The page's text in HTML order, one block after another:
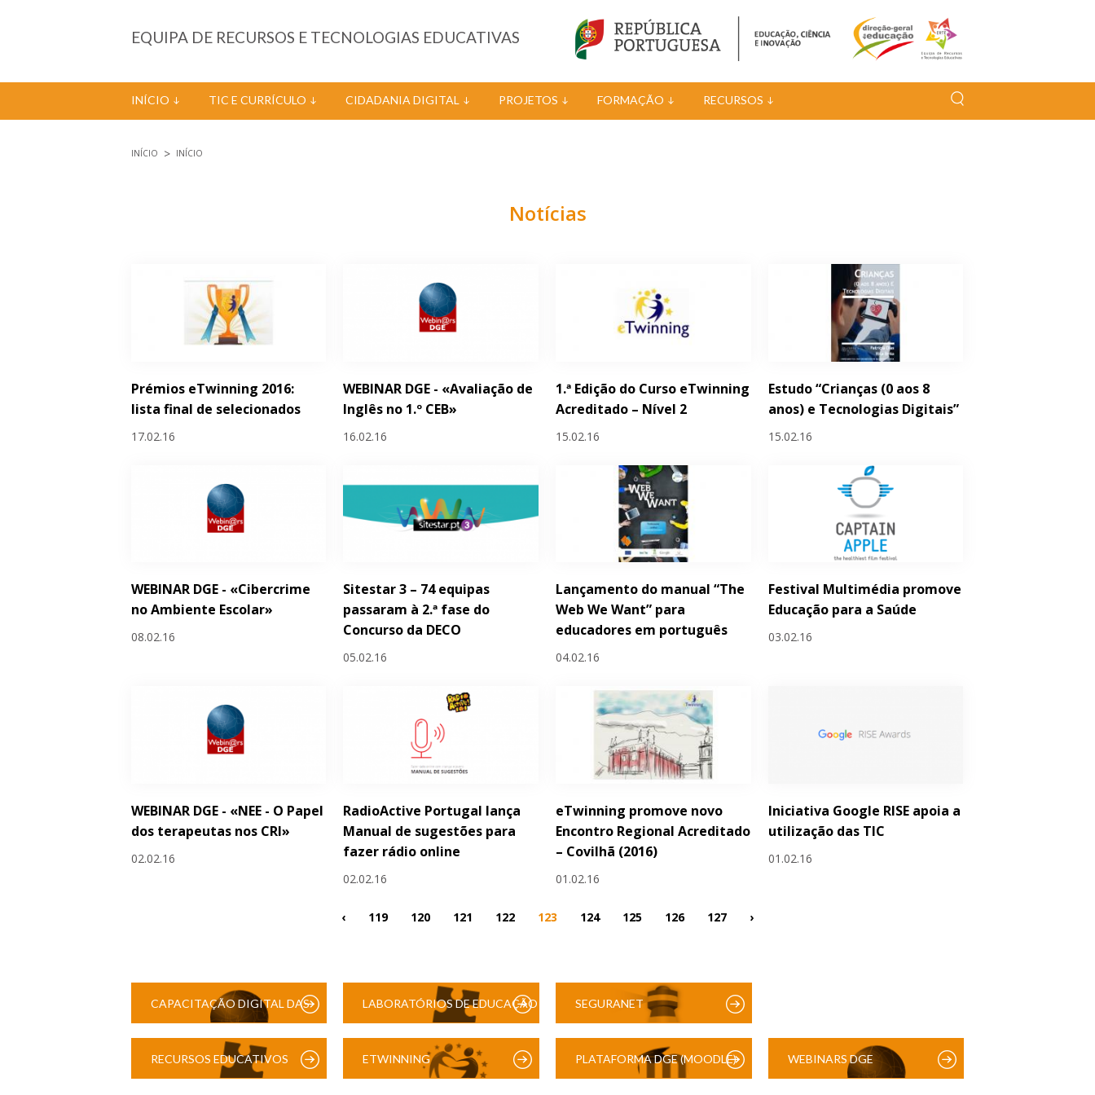
EQUIPA DE RECURSOS E TECNOLOGIAS EDUCATIVAS
INÍCIO TIC E CURRÍCULO CIDADANIA DIGITAL PROJETOS FORMAÇÃO RECURSOS
INÍCIO INÍCIO
Notícias
Prémios eTwinning 2016:
lista final de selecionados
17.02.16
WEBINAR DGE - «Avaliação de
Inglês no 1.º CEB»
16.02.16
1.ª Edição do Curso eTwinning
Acreditado – Nível 2
15.02.16
Estudo “Crianças (0 aos 8
anos) e Tecnologias Digitais”
15.02.16
WEBINAR DGE - «Cibercrime
no Ambiente Escolar»
08.02.16
Sitestar 3 – 74 equipas
passaram à 2.ª fase do
Concurso da DECO
05.02.16
Lançamento do manual “The
Web We Want” para
educadores em português
04.02.16
Festival Multimédia promove
Educação para a Saúde
03.02.16
WEBINAR DGE - «NEE - O Papel
dos terapeutas nos CRI»
02.02.16
RadioActive Portugal lança
Manual de sugestões para
fazer rádio online
02.02.16
eTwinning promove novo
Encontro Regional Acreditado
– Covilhã (2016)
01.02.16
Iniciativa Google RISE apoia a
utilização das TIC
01.02.16
Páginas
‹ 119 120 121 122 123 124 125 126 127 ›
CAPACITAÇÃO DIGITAL DAS LABORATÓRIOS DE EDUCAÇÃO SEGURANET
RECURSOS EDUCATIVOS ETWINNING PLATAFORMA DGE (MOODLE) WEBINARS DGE